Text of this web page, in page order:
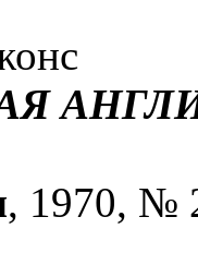
, 1970, №